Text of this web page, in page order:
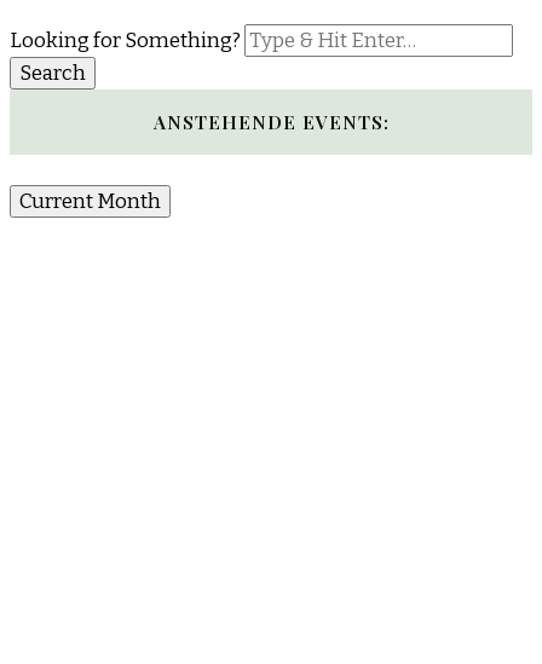
Looking for Something?
ANSTEHENDE EVENTS:
Current Month